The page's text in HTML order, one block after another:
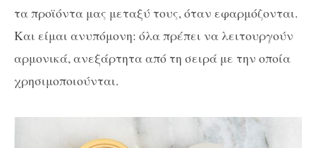
τα προϊόντα μας μεταξύ τους, όταν εφαρμόζονται.
Και είμαι ανυπόμονη: όλα πρέπει να λειτουργούν
αρμονικά, ανεξάρτητα από τη σειρά με την οποία
χρησιμοποιούνται.